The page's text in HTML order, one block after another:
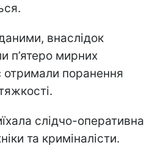
внаслідок
п’ятеро мирних
отримали поранення
слідчо-оперативна
та криміналісти.